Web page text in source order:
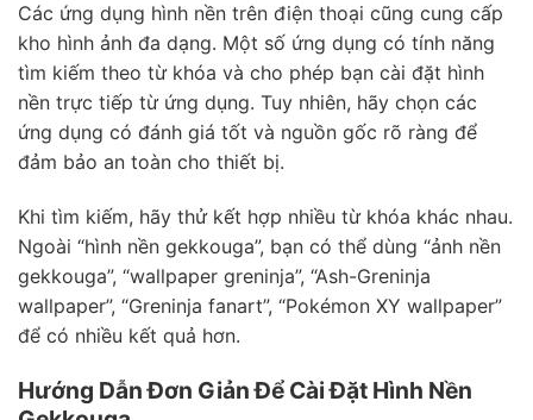
Các ứng dụng hình nền trên điện thoại cũng cung cấp
kho hình ảnh đa dạng. Một số ứng dụng có tính năng
tìm kiếm theo từ khóa và cho phép bạn cài đặt hình
nền trực tiếp từ ứng dụng. Tuy nhiên, hãy chọn các
ứng dụng có đánh giá tốt và nguồn gốc rõ ràng để
đảm bảo an toàn cho thiết bị.
Khi tìm kiếm, hãy thử kết hợp nhiều từ khóa khác nhau.
Ngoài “hình nền gekkouga”, bạn có thể dùng “ảnh nền
gekkouga”, “wallpaper greninja”, “Ash-Greninja
wallpaper”, “Greninja fanart”, “Pokémon XY wallpaper”
để có nhiều kết quả hơn.
Hướng Dẫn Đơn Giản Để Cài Đặt Hình Nền